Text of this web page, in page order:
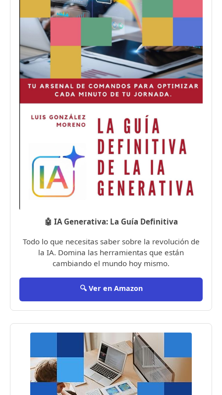
🤖 IA Generativa: La Guía Definitiva
Todo lo que necesitas saber sobre la revolución de
la IA. Domina las herramientas que están
cambiando el mundo hoy mismo.
🔍 Ver en Amazon